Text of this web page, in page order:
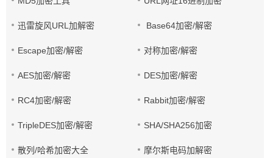
迅雷旋风URL加解密 Base64加密/解密
Escape加密/解密 对称加密/解密
AES加密/解密 DES加密/解密
RC4加密/解密 Rabbit加密/解密
TripleDES加密/解密 SHA/SHA256加密
散列/哈希加密大全 摩尔斯电码加解密